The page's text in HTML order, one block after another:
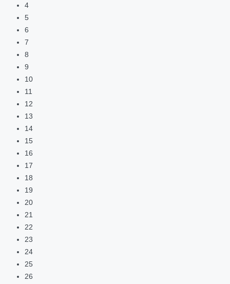
4
5
6
7
8
9
10
11
12
13
14
15
16
17
18
19
20
21
22
23
24
25
26